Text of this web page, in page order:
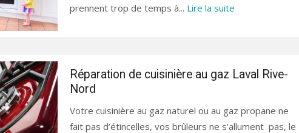
prennent trop de temps à... Lire la suite
Réparation de cuisinière au gaz Laval Rive-
Nord
Votre cuisinière au gaz naturel ou au gaz propane ne
fait pas d’étincelles, vos brûleurs ne s’allument pas, le